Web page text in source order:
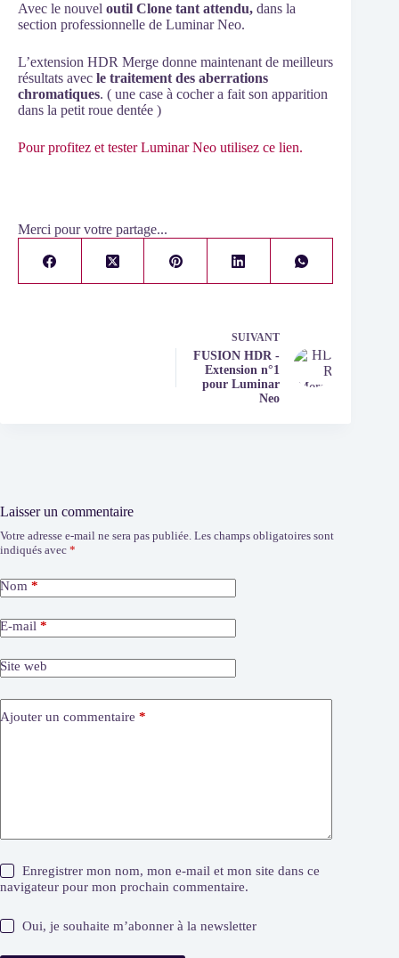
Avec le nouvel outil Clone tant attendu, dans la
section professionnelle de Luminar Neo.
L’extension HDR Merge donne maintenant de meilleurs
résultats avec le traitement des aberrations
chromatiques. ( une case à cocher a fait son apparition
dans la petit roue dentée )
Pour profitez et tester Luminar Neo utilisez ce lien.
Merci pour votre partage...
SUIVANT
FUSION HDR -
Extension n°1
pour Luminar
Neo
Laisser un commentaire
Votre adresse e-mail ne sera pas publiée. Les champs obligatoires sont
indiqués avec *
Nom *
E-mail *
Site web
Ajouter un commentaire *
Enregistrer mon nom, mon e-mail et mon site dans ce
navigateur pour mon prochain commentaire.
Oui, je souhaite m’abonner à la newsletter